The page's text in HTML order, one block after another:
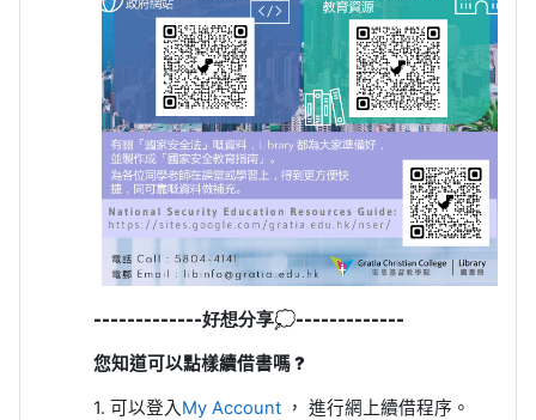
-------------好想分享💭-------------
您知道可以點樣續借書嗎 ?
1. 可以登入 My Account ， 進行網上續借程序。